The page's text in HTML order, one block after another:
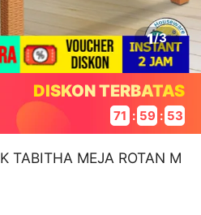
1/3
DISKON TERBATAS
71 : 59 : 52
TABITHA MEJA ROTAN M